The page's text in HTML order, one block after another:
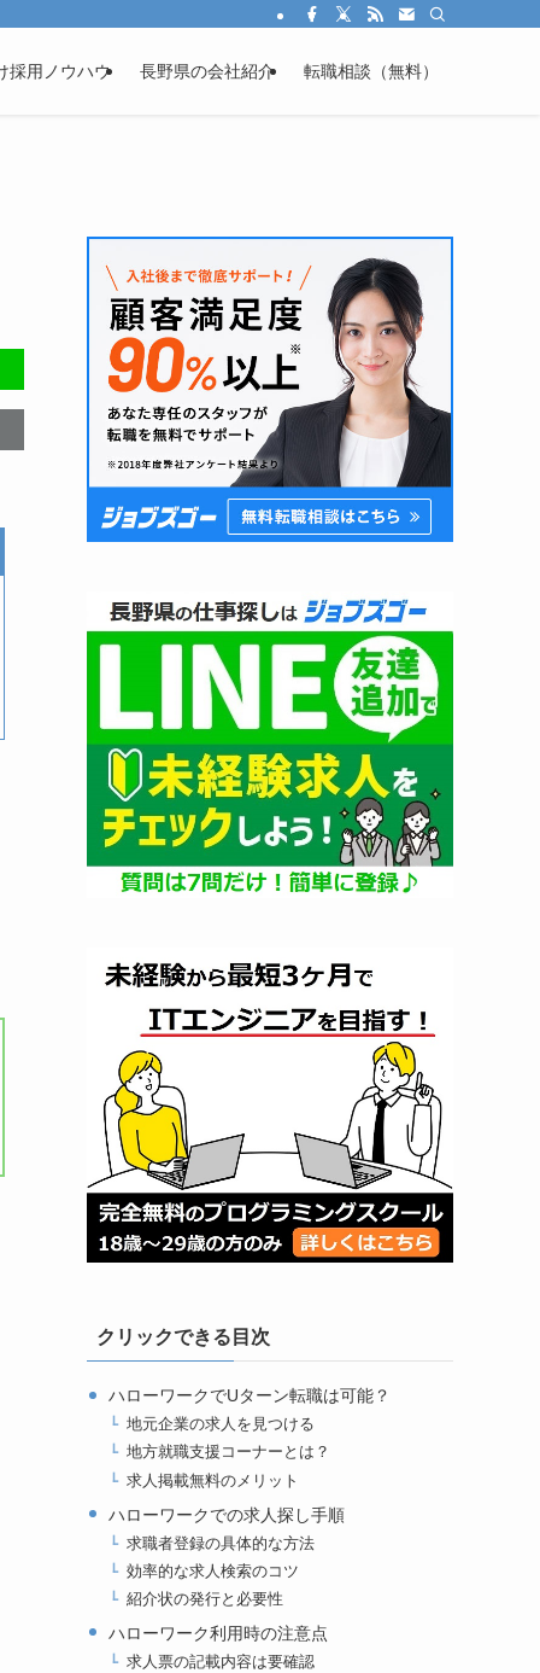
採用ノウハウ 長野県の会社紹介 転職相談（無料）
クリックできる目次
ハローワークでUターン転職は可能？
地元企業の求人を見つける
地方就職支援コーナーとは？
求人掲載無料のメリット
ハローワークでの求人探し手順
求職者登録の具体的な方法
効率的な求人検索のコツ
紹介状の発行と必要性
ハローワーク利用時の注意点
求人票の記載内容は要確認